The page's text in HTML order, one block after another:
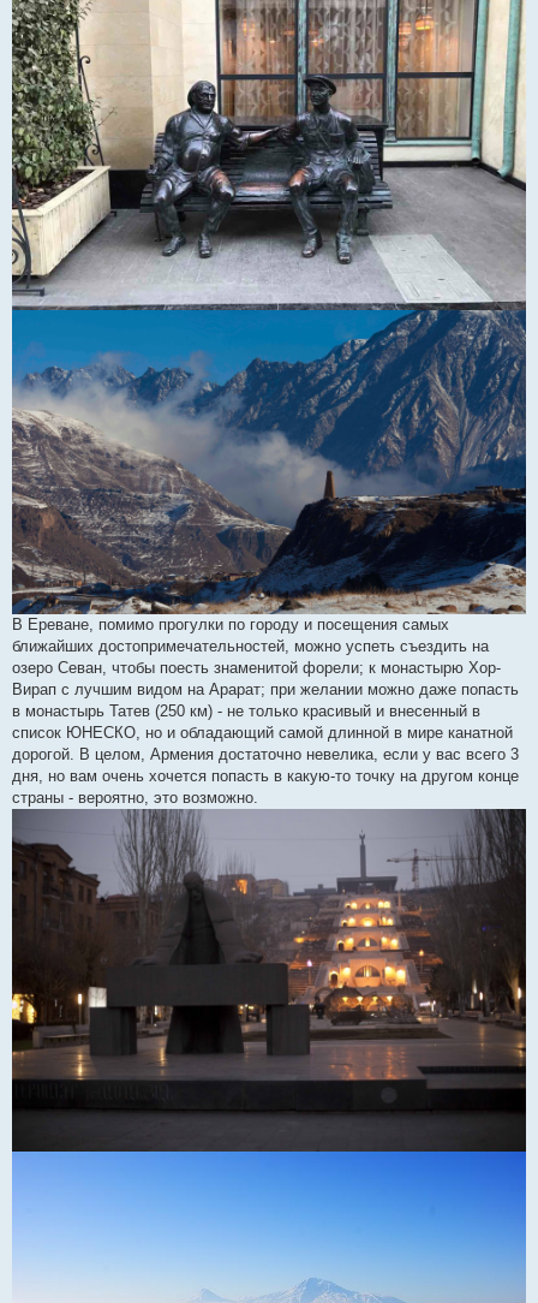
В Ереване, помимо прогулки по городу и посещения самых
ближайших достопримечательностей, можно успеть съездить на
озеро Севан, чтобы поесть знаменитой форели; к монастырю Хор-
Вирап с лучшим видом на Арарат; при желании можно даже попасть
в монастырь Татев (250 км) - не только красивый и внесенный в
список ЮНЕСКО, но и обладающий самой длинной в мире канатной
дорогой. В целом, Армения достаточно невелика, если у вас всего 3
дня, но вам очень хочется попасть в какую-то точку на другом конце
страны - вероятно, это возможно.